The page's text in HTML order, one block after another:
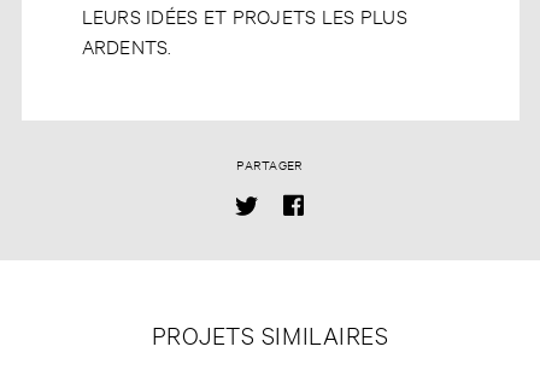
LEURS IDÉES ET PROJETS LES PLUS
ARDENTS.
PARTAGER
PROJETS SIMILAIRES